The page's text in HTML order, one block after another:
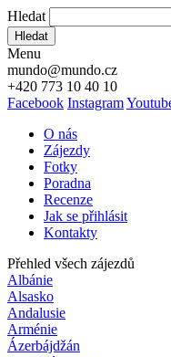
Hledat
Hledat
Menu
mundo@mundo.cz
+420 773 10 40 10
Facebook Instagram
O nás
Zájezdy
Fotky
Poradna
Recenze
Jak se přihlásit
Kontakty
Přehled všech zájezdů
Albánie
Alsasko
Andalusie
Arménie
Ázerbájdžán